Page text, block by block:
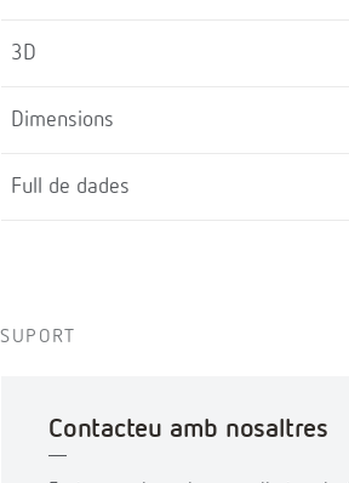
3D
Dimensions
Full de dades
SUPORT
Contacteu amb nosaltres